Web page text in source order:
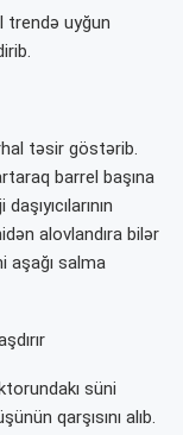
trendə uyğun
təsir göstərib.
barrel başına
alovlandıra bilər
aşağı salma
süni
qarşısını alıb.